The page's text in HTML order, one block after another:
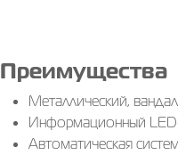
Преимущества
Металлический,
Информационный
Автоматическая